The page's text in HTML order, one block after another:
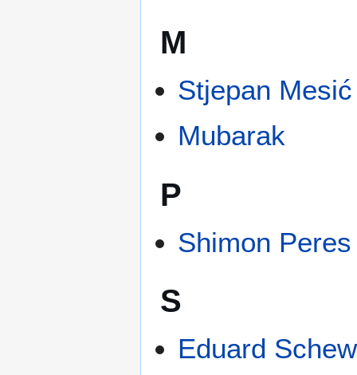
M
Stjepan Mesić
Mubarak
P
Shimon Peres
S
Eduard